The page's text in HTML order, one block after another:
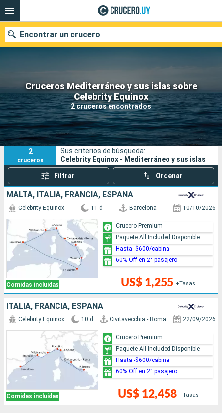
Cruceros Mediterráneo y sus islas sobre
Celebrity Equinox
2 cruceros encontrados
Encontrar un crucero
Nuestros destinos
Fecha de salida
Puertos Compañías
Buscar
2
cruceros
Sus criterios de búsqueda:
Celebrity Equinox - Mediterráneo y sus islas
Filtrar Ordenar
MALTA, ITALIA, FRANCIA, ESPAÑA
Comidas incluidas
Celebrity Equinox 11 d Barcelona 10/10/2026
US$ 1,255 +Tasas
Crucero Premium
Paquete All Included Disponible
Hasta -$600/cabina
60% Off en 2° pasajero
ITALIA, FRANCIA, ESPAÑA
Comidas incluidas
Celebrity Equinox 10 d Civitavecchia - Roma 22/09/2026
US$ 12,458 +Tasas
Crucero Premium
Paquete All Included Disponible
Hasta -$600/cabina
60% Off en 2° pasajero